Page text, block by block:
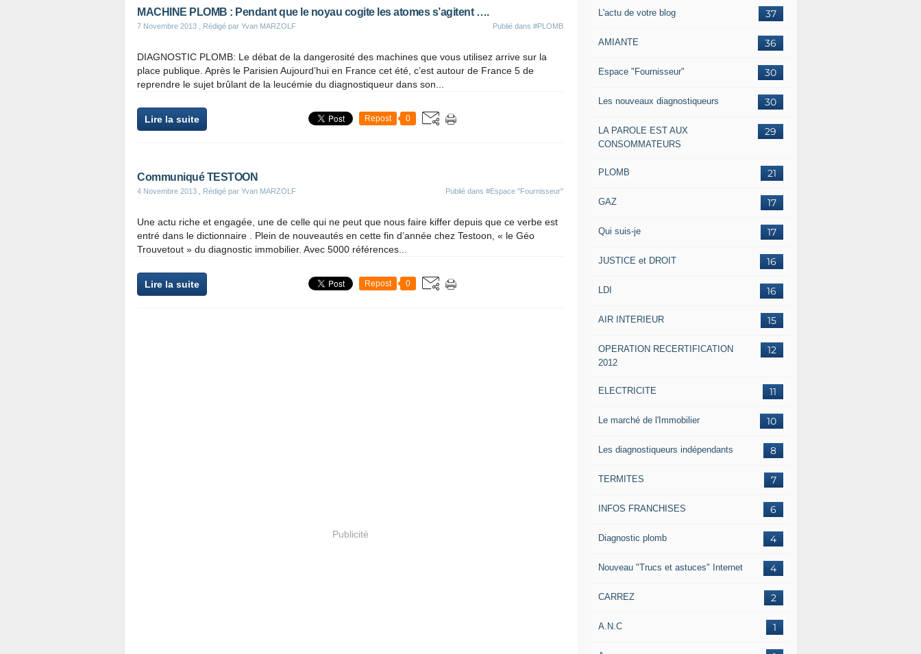
MACHINE PLOMB : Pendant que le noyau cogite les atomes s’agitent ….
7 Novembre 2013 , Rédigé par Yvan MARZOLF Publié dans #PLOMB
DIAGNOSTIC PLOMB: Le débat de la dangerosité des machines que vous utilisez arrive sur la
place publique. Après le Parisien Aujourd’hui en France cet été, c’est autour de France 5 de
reprendre le sujet brûlant de la leucémie du diagnostiqueur dans son...
Lire la suite Repost 0
Communiqué TESTOON
4 Novembre 2013 , Rédigé par Yvan MARZOLF Publié dans #Espace "Fournisseur"
Une actu riche et engagée, une de celle qui ne peut que nous faire kiffer depuis que ce verbe est
entré dans le dictionnaire . Plein de nouveautés en cette fin d’année chez Testoon, « le Géo
Trouvetout » du diagnostic immobilier. Avec 5000 références...
Lire la suite Repost 0
Publicité
37
L'actu de votre blog
36
AMIANTE
30
Espace "Fournisseur"
30
Les nouveaux diagnostiqueurs
29
LA PAROLE EST AUX
CONSOMMATEURS
21
PLOMB
17
GAZ
17
Qui suis-je
16
JUSTICE et DROIT
16
LDI
15
AIR INTERIEUR
12
OPERATION RECERTIFICATION
2012
11
ELECTRICITE
10
Le marché de l'Immobilier
8
Les diagnostiqueurs indépendants
7
TERMITES
6
INFOS FRANCHISES
4
Diagnostic plomb
4
Nouveau "Trucs et astuces" Internet
2
CARREZ
1
A.N.C